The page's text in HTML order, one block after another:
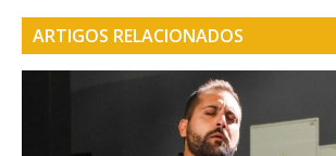
ARTIGOS RELACIONADOS